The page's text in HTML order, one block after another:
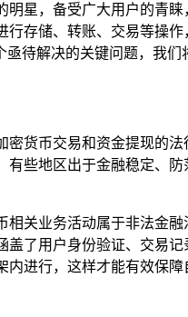
星，备受广大用户的青
存储、转账、交易等操
待解决的关键问题，我
货币交易和资金提现的
些地区出于金融稳定、
关业务活动属于非法金
了用户身份验证、交易
进行，这样才能有效保障